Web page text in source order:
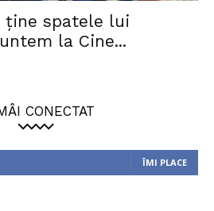
ține spatele lui
la Cine...
CONECTAT
ÎMI PLACE